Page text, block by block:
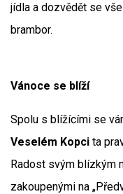
jídla a dozvědět se
brambor.
Vánoce se blíží
Spolu s blížícími se
Veselém Kopci ta
Radost svým blízkým
zakoupenými na